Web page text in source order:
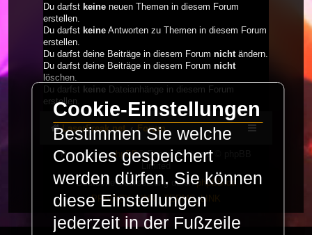
Du darfst keine neuen Themen in diesem Forum
erstellen.
Du darfst keine Antworten zu Themen in diesem Forum
erstellen.
Du darfst deine Beiträge in diesem Forum nicht ändern.
Du darfst deine Beiträge in diesem Forum nicht
löschen.
Du darfst keine Dateianhänge in diesem Forum
erstellen.
LaserFreak.net Forum
Powered byphpBB® Forum Software © phpBB
Limited
Deutsche Übersetzung durchphpBB.de
PRIVACY_LINK | TERMS_LINK
Cookie-Einstellungen
Bestimmen Sie welche
Cookies gespeichert
werden dürfen. Sie können
diese Einstellungen
jederzeit in der Fußzeile